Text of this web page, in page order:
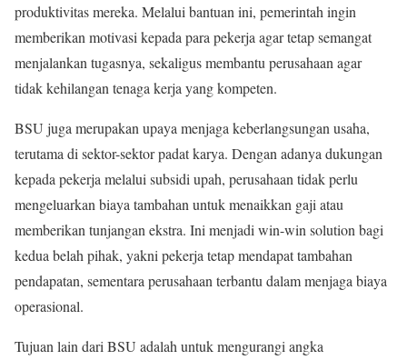
produktivitas mereka. Melalui bantuan ini, pemerintah ingin
memberikan motivasi kepada para pekerja agar tetap semangat
menjalankan tugasnya, sekaligus membantu perusahaan agar
tidak kehilangan tenaga kerja yang kompeten.
BSU juga merupakan upaya menjaga keberlangsungan usaha,
terutama di sektor-sektor padat karya. Dengan adanya dukungan
kepada pekerja melalui subsidi upah, perusahaan tidak perlu
mengeluarkan biaya tambahan untuk menaikkan gaji atau
memberikan tunjangan ekstra. Ini menjadi win-win solution bagi
kedua belah pihak, yakni pekerja tetap mendapat tambahan
pendapatan, sementara perusahaan terbantu dalam menjaga biaya
operasional.
Tujuan lain dari BSU adalah untuk mengurangi angka